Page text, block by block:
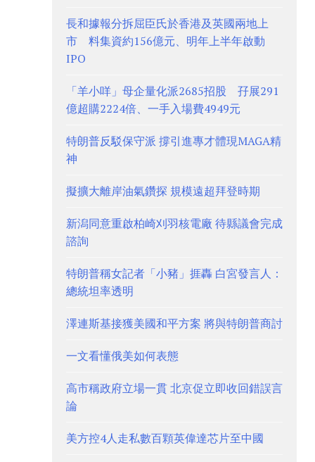
長和據報分拆屈臣氏於香港及英國兩地上
市 料集資約156億元、明年上半年啟動
IPO
「羊小咩」母企量化派2685招股 孖展291
億超購2224倍、一手入場費4949元
特朗普反駁保守派 撐引進專才體現MAGA精
神
擬擴大離岸油氣鑽探 規模遠超拜登時期
新潟同意重啟柏崎刈羽核電廠 待縣議會完成
諮詢
特朗普稱女記者「小豬」捱轟 白宮發言人：
總統坦率透明
澤連斯基接獲美國和平方案 將與特朗普商討
一文看懂俄美如何表態
高市稱政府立場一貫 北京促立即收回錯誤言
論
美方控4人走私數百顆英偉達芯片至中國